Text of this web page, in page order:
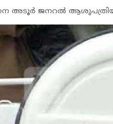
അടൂർ ജനറൽ